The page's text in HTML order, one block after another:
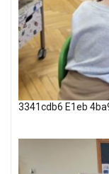
3341cdb6 E1eb